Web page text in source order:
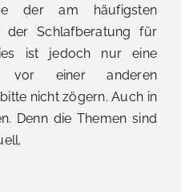
der am häufigsten
der Schlafberatung für
ist jedoch nur eine
vor einer anderen
nicht zögern. Auch in
Denn die Themen sind